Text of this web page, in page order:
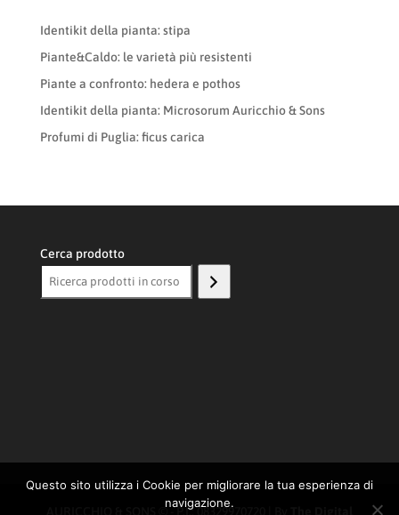
Identikit della pianta: stipa
Piante&Caldo: le varietà più resistenti
Piante a confronto: hedera e pothos
Identikit della pianta: Microsorum Auricchio & Sons
Profumi di Puglia: ficus carica
Cerca prodotto
AURICCHIO & SONS © - P.I.: 08329970720 | By
Questo sito utilizza i Cookie per migliorare la tua esperienza di
navigazione.